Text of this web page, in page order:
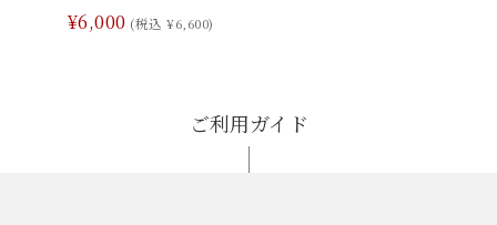
¥6,000 (税込 ¥6,600)
ご利用ガイド